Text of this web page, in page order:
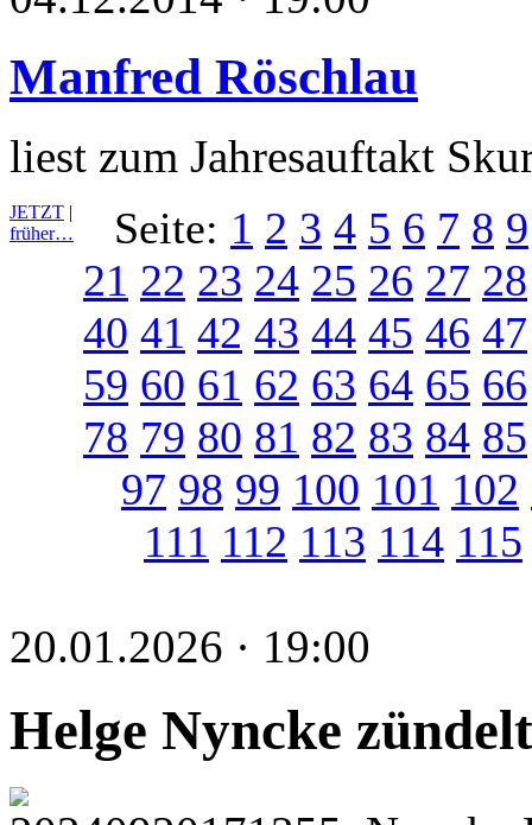
Manfred Röschlau
liest zum Jahresauftakt
JETZT |
früher…
Seite: 1 2 3 4 5 6 7 8 9
21 22 23 24 25 26 27 28
40 41 42 43 44 45 46 47
59 60 61 62 63 64 65 66
78 79 80 81 82 83 84 85
97 98 99 100 101 102
111 112 113 114 115
20.01.2026 · 19:00
Helge Nyncke